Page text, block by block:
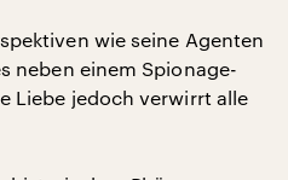
wie seine Agenten
neben einem Spionage-
Liebe jedoch verwirrt alle